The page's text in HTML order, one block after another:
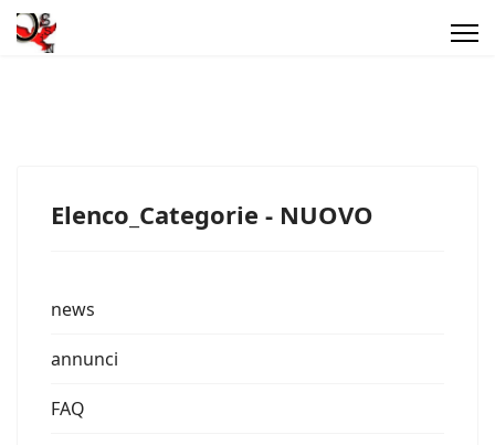
Elenco_Categorie - NUOVO
news
annunci
FAQ